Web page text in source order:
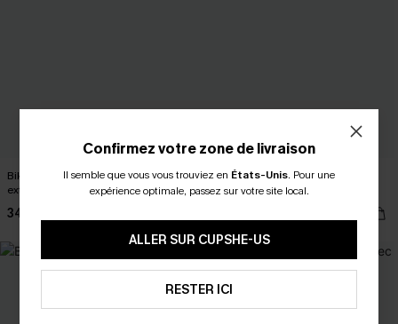
Bikini abstrait à col cœur et jambe
extra haute
34,00 €
Maillot de bain une pièce tropical
prêt à partir
Confirmez votre zone de livraison
Il semble que vous vous trouviez en États-Unis. Pour une
expérience optimale, passez sur votre site local.
ALLER SUR CUPSHE-US
RESTER ICI